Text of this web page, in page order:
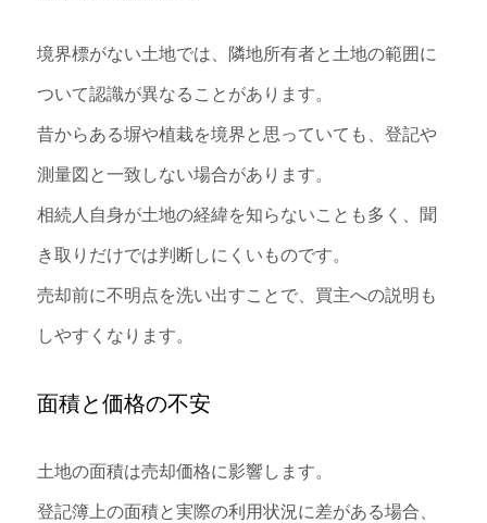
境界標がない土地では、隣地所有者と土地の範囲に
ついて認識が異なることがあります。
昔からある塀や植栽を境界と思っていても、登記や
測量図と一致しない場合があります。
相続人自身が土地の経緯を知らないことも多く、聞
き取りだけでは判断しにくいものです。
売却前に不明点を洗い出すことで、買主への説明も
しやすくなります。
面積と価格の不安
土地の面積は売却価格に影響します。
登記簿上の面積と実際の利用状況に差がある場合、